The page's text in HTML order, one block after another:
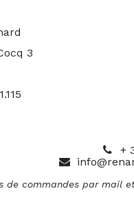
3
+
de commandes par mail